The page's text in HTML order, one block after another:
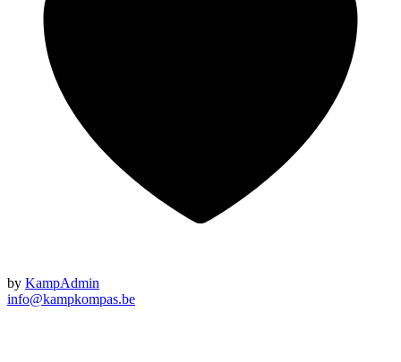
by KampAdmin
info@kampkompas.be